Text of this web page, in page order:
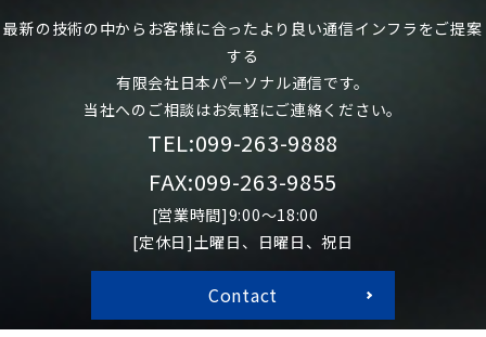
最新の技術の中からお客様に合ったより良い通信インフラをご提案
する
有限会社日本パーソナル通信です。
当社へのご相談はお気軽にご連絡ください。
TEL:099-263-9888
FAX:099-263-9855
[営業時間]9:00～18:00
[定休日]土曜日、日曜日、祝日
Contact